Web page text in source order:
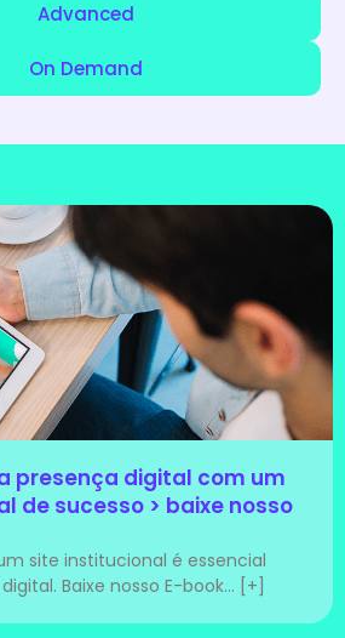
Advanced
On Demand
presença digital com um
de sucesso > baixe nosso
site institucional é essencial
Baixe nosso E-book... [+]